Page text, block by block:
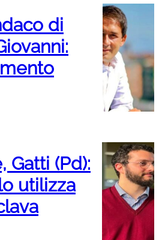
di
Gatti (Pd):
utilizza